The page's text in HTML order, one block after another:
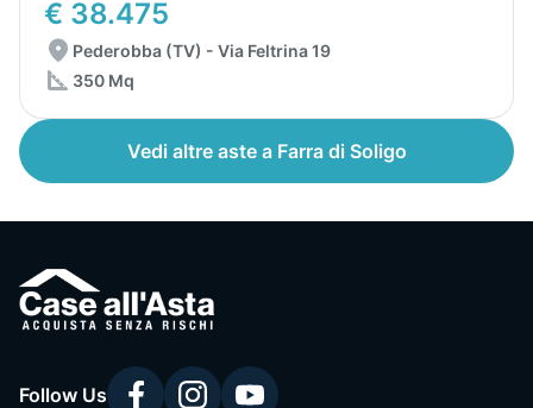
€ 38.475
Pederobba (TV) - Via Feltrina 19
350 Mq
Vedi altre aste a Farra di Soligo
Follow Us